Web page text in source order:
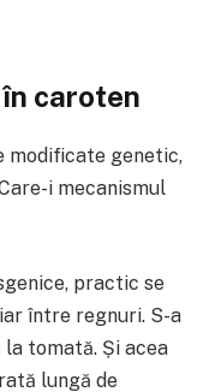
caroten
modificate genetic,
i mecanismul
practic se
între regnuri. S-a
la tomată. Și acea
lungă de